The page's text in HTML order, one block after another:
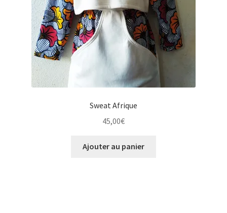
Sweat Afrique
45,00€
Ajouter au panier